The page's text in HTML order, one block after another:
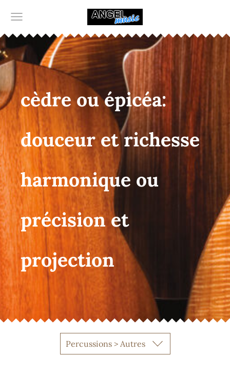
cèdre ou épicéa:
douceur et richesse
harmonique ou
précision et
projection
Percussions > Autres